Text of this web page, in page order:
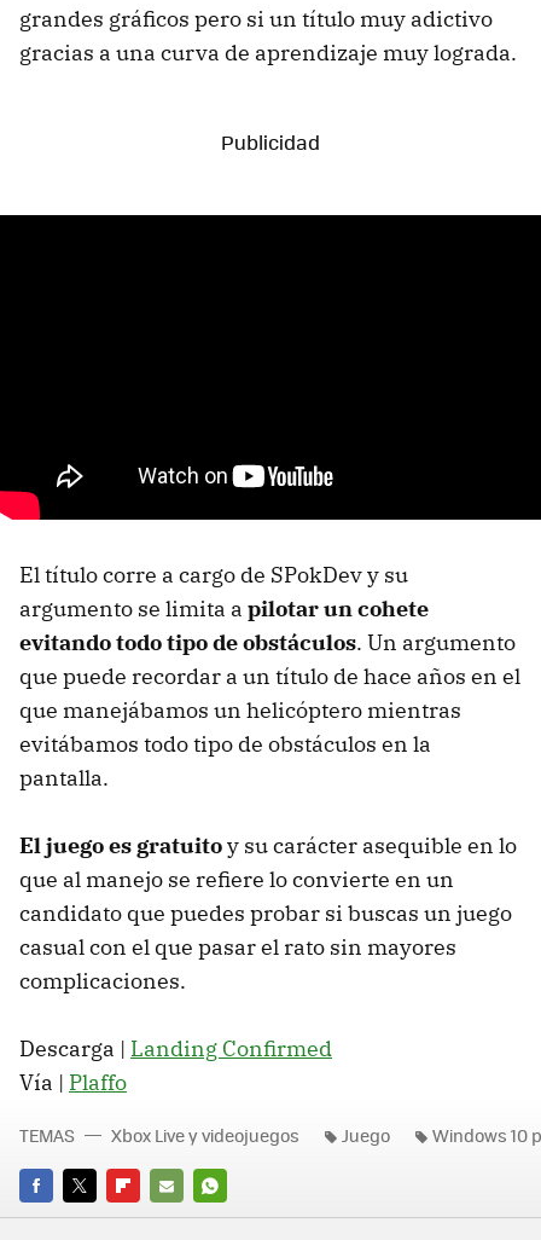
grandes gráficos pero si un título muy adictivo
gracias a una curva de aprendizaje muy lograda.
El título corre a cargo de SPokDev y su
argumento se limita a pilotar un cohete
evitando todo tipo de obstáculos. Un argumento
que puede recordar a un título de hace años en el
que manejábamos un helicóptero mientras
evitábamos todo tipo de obstáculos en la
pantalla.
El juego es gratuitoy su carácter asequible en lo
que al manejo se refiere lo convierte en un
candidato que puedes probar si buscas un juego
casual con el que pasar el rato sin mayores
complicaciones.
Descarga | Landing Confirmed
Vía | Plaffo
FACEBOOK
TWITTERFLIPBOARD
E-
WHATSAPP
TEMAS Xbox Live y videojuegos Juego Windows 10